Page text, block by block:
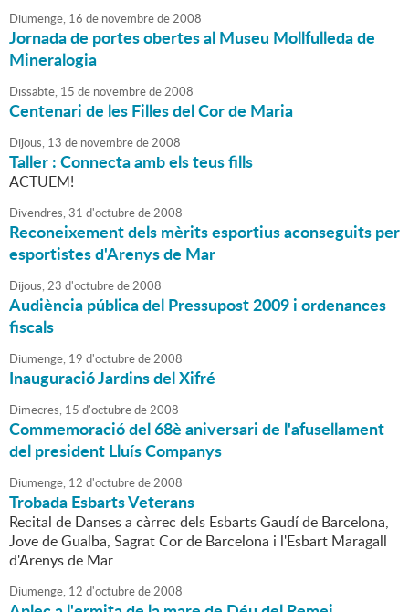
Diumenge, 16 de novembrede2008
Jornada de portes obertes al Museu Mollfulleda de
Mineralogia
Dissabte, 15 de novembrede2008
Centenari de les Filles del Cor de Maria
Dijous, 13 de novembrede2008
Taller : Connecta amb els teus fills
ACTUEM!
Divendres,31 d'octubrede2008
Reconeixement dels mèrits esportius aconseguits per
esportistes d'Arenys de Mar
Dijous,23 d'octubrede2008
Audiència pública del Pressupost 2009 i ordenances
fiscals
Diumenge, 19 d'octubrede2008
Inauguració Jardins del Xifré
Dimecres, 15 d'octubrede2008
Commemoració del 68è aniversari de l'afusellament
del president Lluís Companys
Diumenge, 12 d'octubrede2008
Trobada Esbarts Veterans
Recital de Danses a càrrec dels Esbarts Gaudí de Barcelona,
Jove de Gualba, Sagrat Cor de Barcelona i l'Esbart Maragall
d'Arenys de Mar
Diumenge, 12 d'octubrede2008